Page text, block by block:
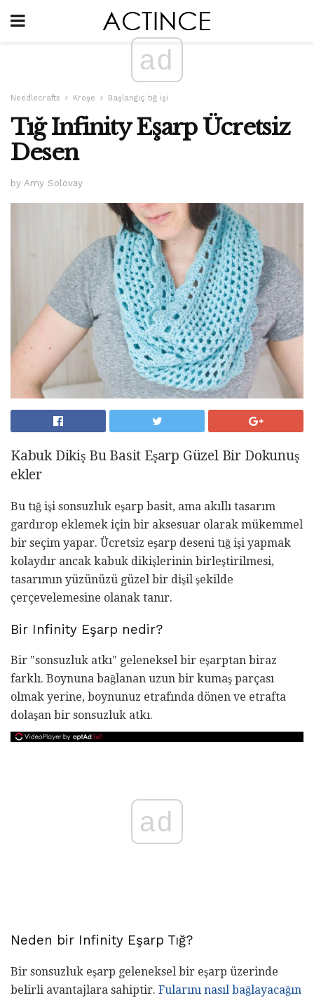
ad
Needlecrafts Kroşe Başlangıç ​​tığ işi
Tığ Infinity Eşarp Ücretsiz
Desen
by Amy Solovay
Kabuk Dikiş Bu Basit Eşarp Güzel Bir Dokunuş
ekler
Bu tığ işi sonsuzluk eşarp basit, ama akıllı tasarım
gardırop eklemek için bir aksesuar olarak mükemmel
bir seçim yapar. Ücretsiz eşarp deseni tığ işi yapmak
kolaydır ancak kabuk dikişlerinin birleştirilmesi,
tasarımın yüzünüzü güzel bir dişil şekilde
çerçevelemesine olanak tanır.
Bir Infinity Eşarp nedir?
Bir "sonsuzluk atkı" geleneksel bir eşarptan biraz
farklı. Boynuna bağlanan uzun bir kumaş parçası
olmak yerine, boynunuz etrafında dönen ve etrafta
dolaşan bir sonsuzluk atkı.
ad
Neden bir Infinity Eşarp Tığ?
Bir sonsuzluk eşarp geleneksel bir eşarp üzerinde
belirli avantajlara sahiptir. Fularını nasıl bağlayacağın